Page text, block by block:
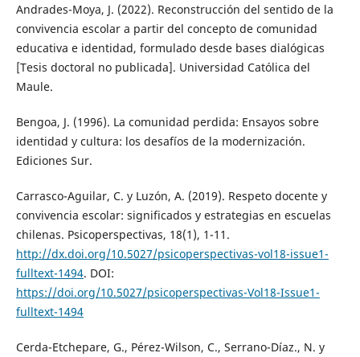
Andrades-Moya, J. (2022). Reconstrucción del sentido de la
convivencia escolar a partir del concepto de comunidad
educativa e identidad, formulado desde bases dialógicas
[Tesis doctoral no publicada]. Universidad Católica del
Maule.
Bengoa, J. (1996). La comunidad perdida: Ensayos sobre
identidad y cultura: los desafíos de la modernización.
Ediciones Sur.
Carrasco-Aguilar, C. y Luzón, A. (2019). Respeto docente y
convivencia escolar: significados y estrategias en escuelas
chilenas. Psicoperspectivas, 18(1), 1-11.
http://dx.doi.org/10.5027/psicoperspectivas-vol18-issue1-
fulltext-1494. DOI:
https://doi.org/10.5027/psicoperspectivas-Vol18-Issue1-
fulltext-1494
Cerda-Etchepare, G., Pérez-Wilson, C., Serrano-Díaz., N. y